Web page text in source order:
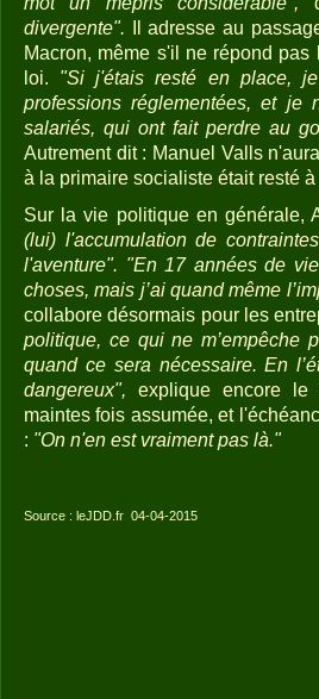
divergente". Il adresse au
Macron, même s'il ne répond
loi. "Si j'étais resté en place,
professions réglementées, et je
salariés, qui ont fait perdre au
Autrement dit : Manuel Valls
à la primaire socialiste était resté à
Sur la vie politique en générale,
(lui) l'accumulation de
l'aventure". "En 17 années de
choses, mais j’ai quand même
collabore désormais pour les
politique, ce qui ne m’empêche
quand ce sera nécessaire. En
dangereux", explique encore le
maintes fois assumée, et
: "On n'en est vraiment pas là."
Source : leJDD.fr 04-04-2015